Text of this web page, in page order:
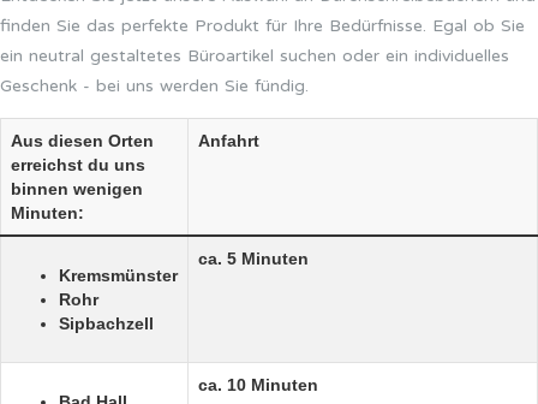
finden Sie das perfekte Produkt für Ihre Bedürfnisse. Egal ob Sie
ein neutral gestaltetes Büroartikel suchen oder ein individuelles
Geschenk - bei uns werden Sie fündig.
Aus diesen Orten
erreichst du uns
binnen wenigen
Minuten:
Anfahrt
Kremsmünster
Rohr
Sipbachzell
ca. 5 Minuten
ca. 10 Minuten